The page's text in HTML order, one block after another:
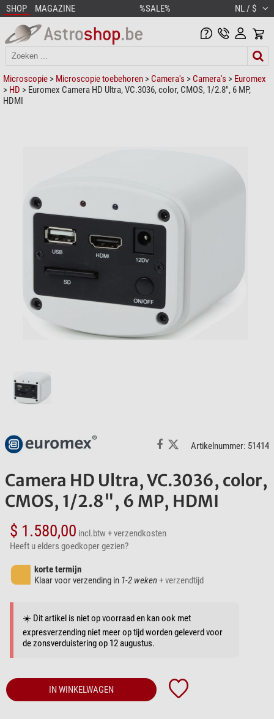
SHOP MAGAZINE %SALE% NL / $
Microscopie > Microscopie toebehoren > Camera's > Camera's > Euromex
> HD > Euromex Camera HD Ultra, VC.3036, color, CMOS, 1/2.8", 6 MP,
HDMI
Artikelnummer: 51414
Camera HD Ultra, VC.3036, color,
CMOS, 1/2.8", 6 MP, HDMI
$ 1.580,00 incl.btw+ verzendkosten
Heeft u elders goedkoper gezien?
korte termijn
Klaar voor verzending in 1-2 weken+ verzendtijd
☀️ Dit artikel is niet op voorraad en kan ook met
expresverzending niet meer op tijd worden geleverd voor
de zonsverduistering op 12 augustus.
IN WINKELWAGEN